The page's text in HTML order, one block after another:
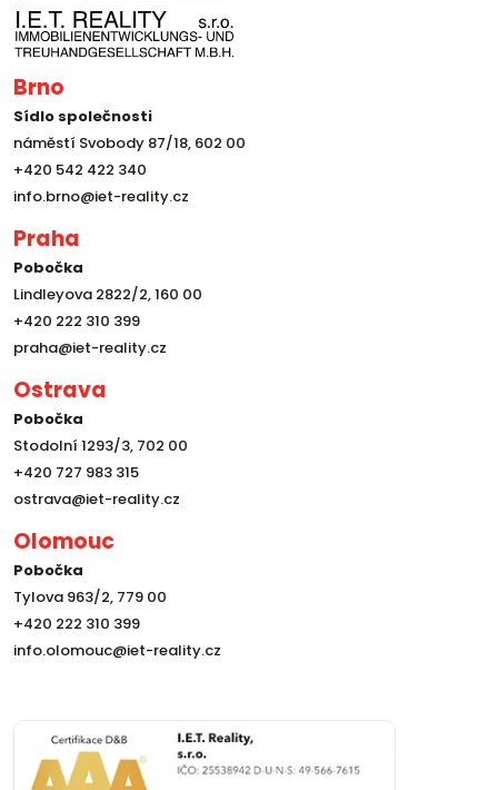
Brno
Sídlo společnosti
náměstí Svobody 87/18, 602 00
+420 542 422 340
info.brno@iet-reality.cz
Praha
Pobočka
Lindleyova 2822/2, 160 00
+420 222 310 399
praha@iet-reality.cz
Ostrava
Pobočka
Stodolní 1293/3, 702 00
+420 727 983 315
ostrava@iet-reality.cz
Olomouc
Pobočka
Tylova 963/2, 779 00
+420 222 310 399
info.olomouc@iet-reality.cz